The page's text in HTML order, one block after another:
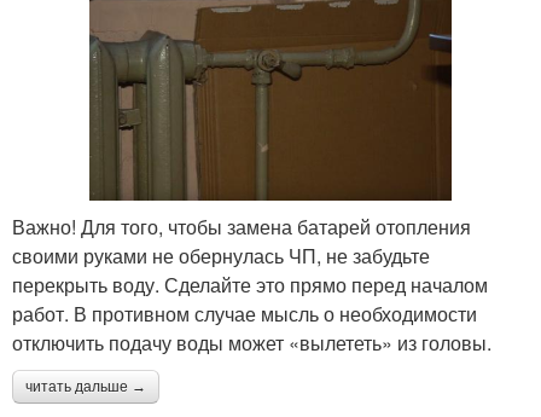
Важно! Для того, чтобы замена батарей отопления
своими руками не обернулась ЧП, не забудьте
перекрыть воду. Сделайте это прямо перед началом
работ. В противном случае мысль о необходимости
отключить подачу воды может «вылететь» из головы.
читать дальше →